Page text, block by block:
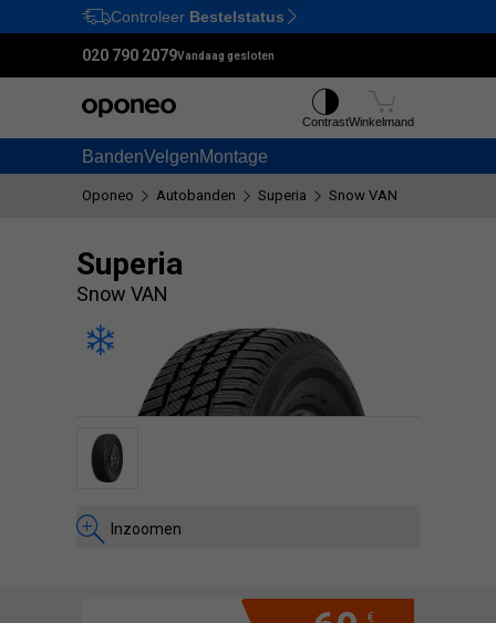
Ctrl M
Controleer Bestelstatus
020 790 2079Vandaag gesloten
BandenVelgenMontage
ContrastWinkelmand
Oponeo Autobanden Superia Snow VAN
Superia
Snow VAN
Inzoomen
€